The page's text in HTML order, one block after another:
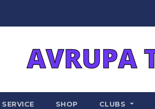
SERVICE SHOP CLUBS